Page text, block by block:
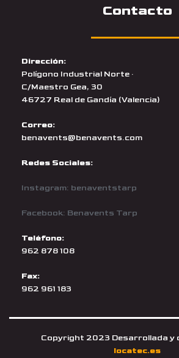
Contacto
Dirección:
Polígono Industrial Norte ·
C/Maestro Gea, 30
46727 Real de Gandía (Valencia)
Correo:
benavents@benavents.com
Redes Sociales:
Instagram: benaventstarp
Facebook: Benavents Tarp
Teléfono:
962 878 108
Fax:
962 961 183
Copyright 2023 Desarrollada y
locatec.es